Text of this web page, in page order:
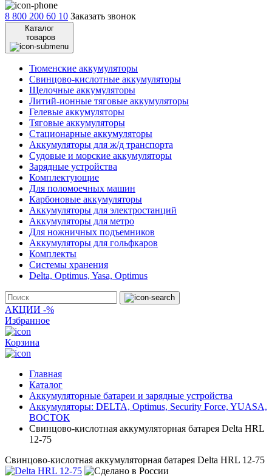
8 800 200 60 10 Заказать звонок
Каталог
товаров
Тюменские аккумуляторы
Свинцово-кислотные аккумуляторы
Щелочные аккумуляторы
Литий-ионные тяговые аккумуляторы
Гелевые аккумуляторы
Тяговые аккумуляторы
Стационарные аккумуляторы
Аккумуляторы для ж/д транспорта
Судовые и морские аккумуляторы
Зарядные устройства
Комплектующие
Для поломоечных машин
Карбоновые аккумуляторы
Аккумуляторы для электростанций
Аккумуляторы для метро
Для ножничных подъемников
Аккумуляторы для гольфкаров
Комплекты
Системы хранения
Delta, Optimus, Yasa, Optimus
АКЦИИ -%
Избранное
Корзина
Главная
Каталог
Аккумуляторные батареи и зарядные устройства
Аккумуляторы: DELTA, Optimus, Security Force, YUASA,
ВОСТОК
Свинцово-кислотная аккумуляторная батарея Delta HRL
12-75
Свинцово-кислотная аккумуляторная батарея Delta HRL 12-75